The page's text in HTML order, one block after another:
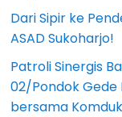
Dari Sipir ke
ASAD Sukoharjo!
Patroli Sinergis
02/Pondok Gede
bersama